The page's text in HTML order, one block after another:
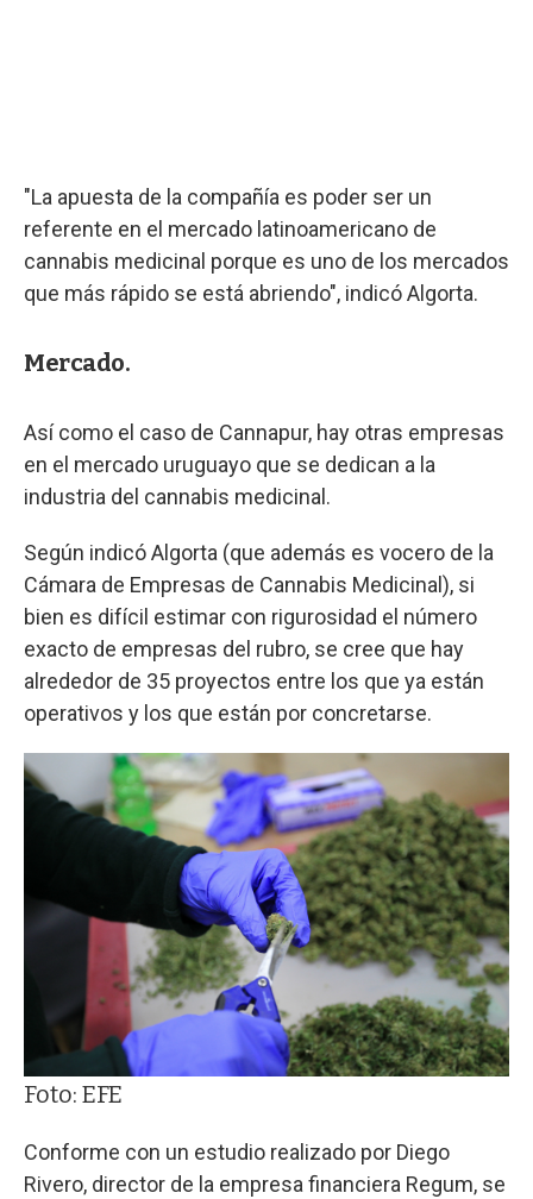
"La apuesta de la compañía es poder ser un
referente en el mercado latinoamericano de
cannabis medicinal porque es uno de los mercados
que más rápido se está abriendo", indicó Algorta.
Mercado.
Así como el caso de Cannapur, hay otras empresas
en el mercado uruguayo que se dedican a la
industria del cannabis medicinal.
Según indicó Algorta (que además es vocero de la
Cámara de Empresas de Cannabis Medicinal), si
bien es difícil estimar con rigurosidad el número
exacto de empresas del rubro, se cree que hay
alrededor de 35 proyectos entre los que ya están
operativos y los que están por concretarse.
Foto: EFE
Conforme con un estudio realizado por Diego
Rivero, director de la empresa financiera Regum, se